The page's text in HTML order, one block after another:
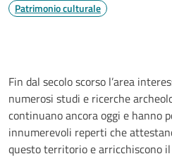
Patrimonio culturale
Fin dal secolo scorso l’area
numerosi studi e ricerche
continuano ancora oggi e hanno
innumerevoli reperti che
questo territorio e arricchiscono